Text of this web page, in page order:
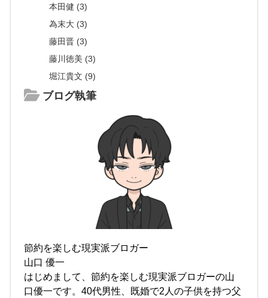
本田健 (3)
為末大 (3)
藤田晋 (3)
藤川徳美 (3)
堀江貴文 (9)
ブログ執筆
節約を楽しむ現実派ブロガー
山口 優一
はじめまして、節約を楽しむ現実派ブロガーの山
口優一です。40代男性、既婚で2人の子供を持つ父